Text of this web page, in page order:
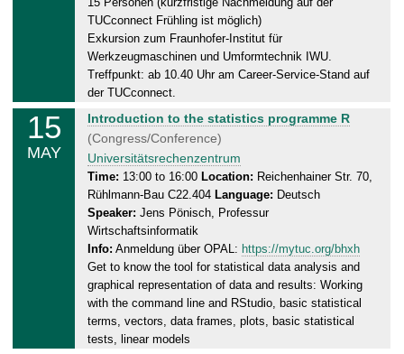
2
4
d
a
,
1
.
0
5
.
2
0
2
4
15 Personen (kurzfristige Nachmeldung auf der
TUCconnect Frühling ist möglich)
Exkursion zum Fraunhofer-Institut für
Werkzeugmaschinen und Umformtechnik IWU.
Treffpunkt: ab 10.40 Uhr am Career-Service-Stand auf
der TUCconnect.
15
MAY
W
e
d
n
e
s
d
a
,
1
5
Introduction to the statistics programme R
(Congress/Conference)
Universitätsrechenzentrum
Time: 13:00 to 16:00 Location: Reichenhainer Str. 70,
Rühlmann-Bau C22.404 Language: Deutsch
Speaker: Jens Pönisch, Professur
Wirtschaftsinformatik
Info: Anmeldung über OPAL: https://mytuc.org/bhxh
Get to know the tool for statistical data analysis and
graphical representation of data and results: Working
with the command line and RStudio, basic statistical
terms, vectors, data frames, plots, basic statistical
tests, linear models